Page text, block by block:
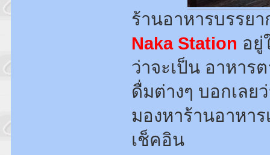
ร้านอาหารบรรย
Naka Station อยู่
ว่าจะเป็น อาหาร
ดื่มต่างๆ บอกเลย
มองหาร้านอาหา
เช็คอิน